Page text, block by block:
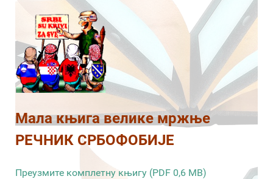
Мала књига велике мржње
РЕЧНИК СРБОФОБИЈЕ
Преузмите комплетну књигу (PDF 0,6 MB)